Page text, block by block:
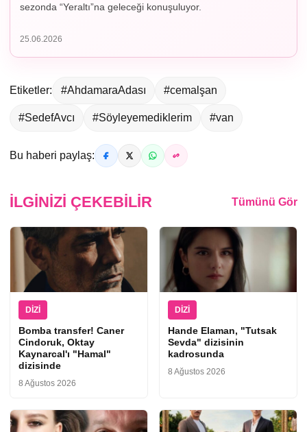
sezonda “Yeraltı”na geleceği konuşuluyor.
25.06.2026
Etiketler: #AhdamaraAdası #cemalşan
#SedefAvcı #Söyleyemediklerim #van
Bu haberi paylaş:
İLGINIZI ÇEKEBILIR Tümünü Gör
DIZI
Bomba transfer! Caner
Cindoruk, Oktay
Kaynarcal'ı "Hamal"
dizisinde
8 Ağustos 2026
DIZI
Hande Elaman, "Tutsak
Sevda" dizisinin
kadrosunda
8 Ağustos 2026